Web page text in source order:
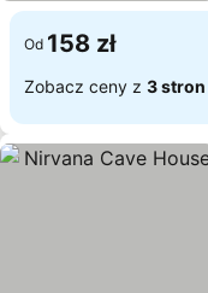
Od 158 zł
Zobacz ceny z 3 stron